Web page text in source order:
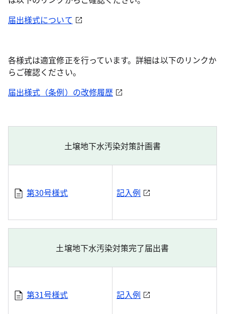
届出様式について
各様式は適宜修正を行っています。詳細は以下のリンクか
らご確認ください。
届出様式（条例）の改修履歴
土壌地下水汚染対策計画書
第30号様式 記入例
土壌地下水汚染対策完了届出書
第31号様式 記入例